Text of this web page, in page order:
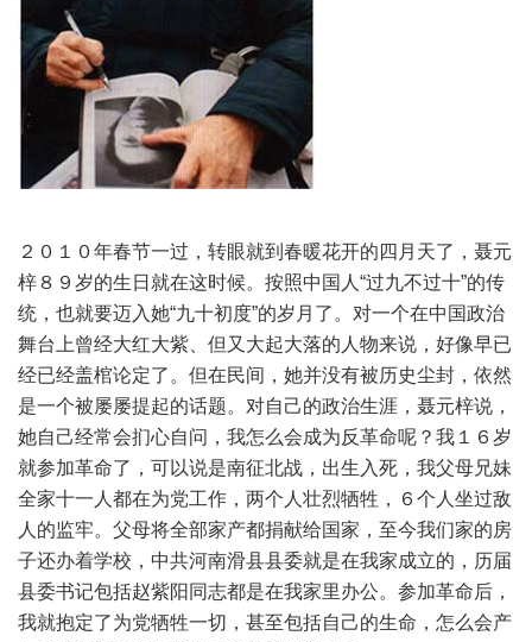
２０１０年春节一过，转眼就到春暖花开的四月天了，聂元
梓８９岁的生日就在这时候。按照中国人“过九不过十”的传
统，也就要迈入她“九十初度”的岁月了。对一个在中国政治
舞台上曾经大红大紫、但又大起大落的人物来说，好像早已
经已经盖棺论定了。但在民间，她并没有被历史尘封，依然
是一个被屡屡提起的话题。对自己的政治生涯，聂元梓说，
她自己经常会扪心自问，我怎么会成为反革命呢？我１６岁
就参加革命了，可以说是南征北战，出生入死，我父母兄妹
全家十一人都在为党工作，两个人壮烈牺牲，６个人坐过敌
人的监牢。父母将全部家产都捐献给国家，至今我们家的房
子还办着学校，中共河南滑县县委就是在我家成立的，历届
县委书记包括赵紫阳同志都是在我家里办公。参加革命后，
我就抱定了为党牺牲一切，甚至包括自己的生命，怎么会产